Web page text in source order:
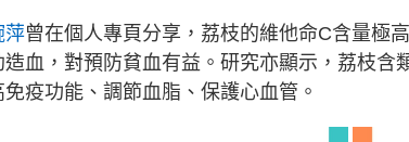
萍曾在個人專頁分享，荔枝的維他命C含量極
造血，對預防貧血有益。研究亦顯示，荔枝
疫功能、調節血脂、保護心血管。